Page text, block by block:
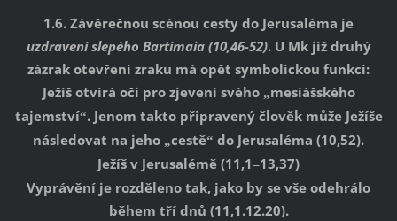
1.6. Závěrečnou scénou cesty do Jerusaléma je
uzdravení slepého Bartimaia (10,46-52). U Mk již druhý
zázrak otevření zraku má opět symbolickou funkci:
Ježíš otvírá oči pro zjevení svého „mesiášského
tajemství“. Jenom takto připravený člověk může Ježíše
následovat na jeho „cestě“ do Jerusaléma (10,52).
Ježíš v Jerusalémě (11,1–13,37)
Vyprávění je rozděleno tak, jako by se vše odehrálo
během tří dnů (11,1.12.20).